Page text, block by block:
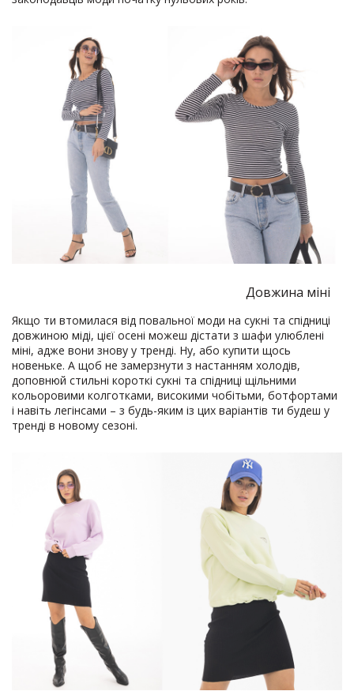
Довжина міні
Якщо ти втомилася від повальної моди на сукні та спідниці
довжиною міді, цієї осені можеш дістати з шафи улюблені
міні, адже вони знову у тренді. Ну, або купити щось
новеньке. А щоб не замерзнути з настанням холодів,
доповнюй стильні короткі сукні та спідниці щільними
кольоровими колготками, високими чобітьми, ботфортами
і навіть легінсами – з будь-яким із цих варіантів ти будеш у
тренді в новому сезоні.